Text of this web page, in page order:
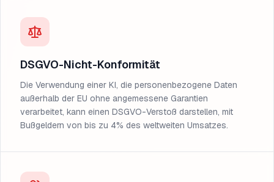
DSGVO-Nicht-Konformität
Die Verwendung einer KI, die personenbezogene Daten
außerhalb der EU ohne angemessene Garantien
verarbeitet, kann einen DSGVO-Verstoß darstellen, mit
Bußgeldern von bis zu 4% des weltweiten Umsatzes.